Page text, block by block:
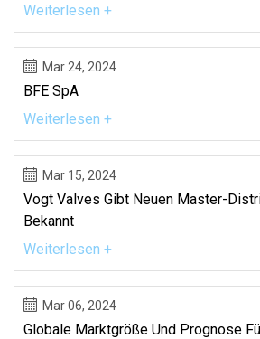
Weiterlesen +
Mar 24, 2024
BFE SpA
Weiterlesen +
Mar 15, 2024
Vogt Valves Gibt Neuen Master-
Bekannt
Weiterlesen +
Mar 06, 2024
Globale Marktgröße Und Prognose